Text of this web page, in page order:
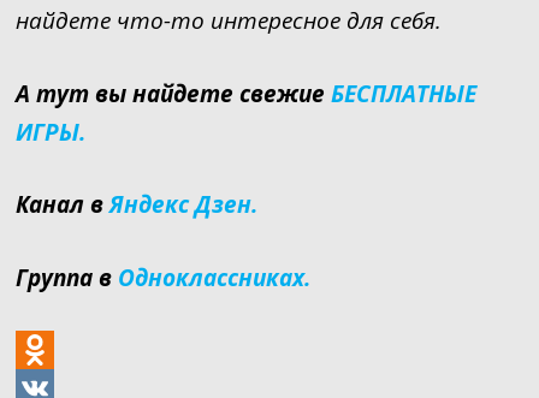
найдете что-то интересное для себя.
А тут вы найдете свежие БЕСПЛАТНЫЕ
ИГРЫ.
Канал вЯндекс Дзен.
Группа в Одноклассниках.
O